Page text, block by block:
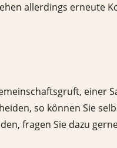
allerdings erneute
einer
so können Sie
fragen Sie dazu